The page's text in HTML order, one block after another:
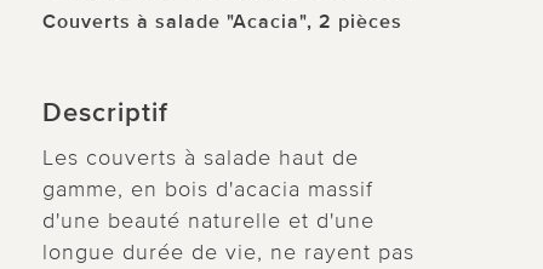
Couverts à salade "Acacia", 2 pièces
Descriptif
Les couverts à salade haut de
gamme, en bois d'acacia massif
d'une beauté naturelle et d'une
longue durée de vie, ne rayent pas